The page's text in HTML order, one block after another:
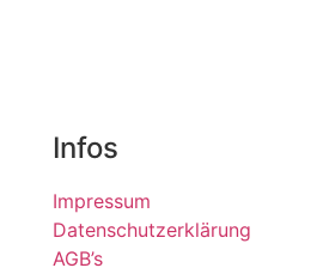
Infos
Impressum
Datenschutzerklärung
AGB’s